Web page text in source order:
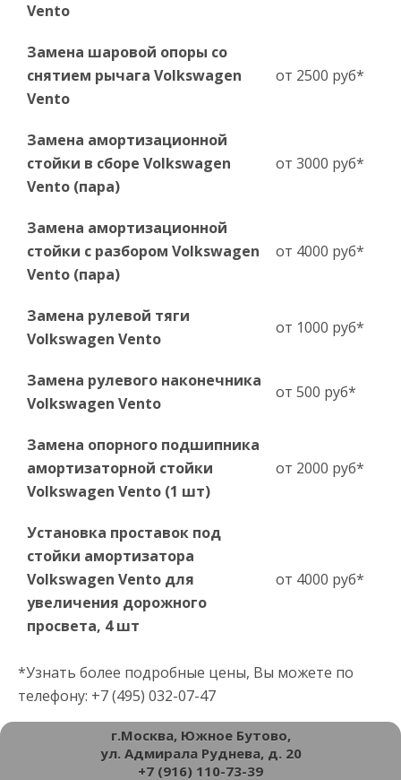
Vento
Замена шаровой опоры со
снятием рычага Volkswagen
Vento
от 2500 руб*
Замена амортизационной
стойки в сборе Volkswagen
Vento (пара)
от 3000 руб*
Замена амортизационной
стойки с разбором Volkswagen
Vento (пара)
от 4000 руб*
Замена рулевой тяги
Volkswagen Vento
от 1000 руб*
Замена рулевого наконечника
Volkswagen Vento
от 500 руб*
Замена опорного подшипника
амортизаторной стойки
Volkswagen Vento (1 шт)
от 2000 руб*
Установка проставок под
стойки амортизатора
Volkswagen Vento для
увеличения дорожного
просвета, 4 шт
от 4000 руб*
*Узнать более подробные цены, Вы можете по
телефону: +7 (495) 032-07-47
г.Москва, Южное Бутово,
ул. Адмирала Руднева, д. 20
+7 (916) 110-73-39